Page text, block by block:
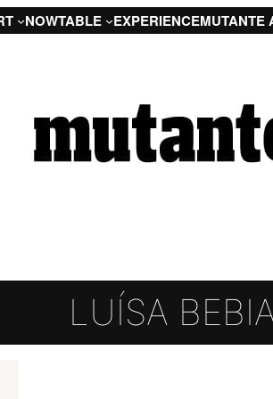
NOWTABLE EXPERIENCEMUTANTE
LUÍSA